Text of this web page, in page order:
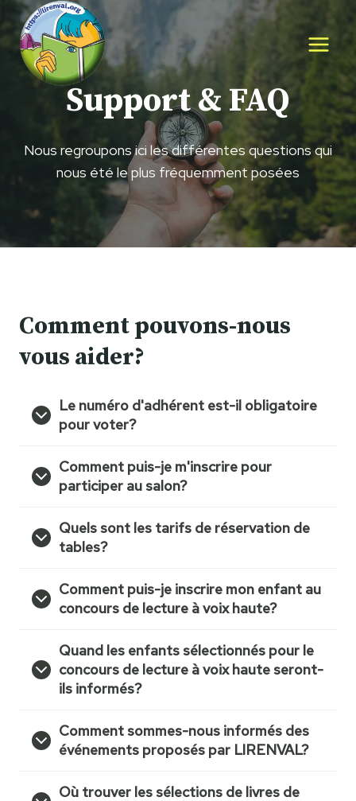
Aller
contenu
Support & FAQ
Nous regroupons ici les différentes questions qui
nous été le plus fréquemment posées
Comment pouvons-nous
vous aider?
Le numéro d'adhérent est-il obligatoire
pour voter?
Comment puis-je m'inscrire pour
participer au salon?
Quels sont les tarifs de réservation de
tables?
Comment puis-je inscrire mon enfant au
concours de lecture à voix haute?
Quand les enfants sélectionnés pour le
concours de lecture à voix haute seront-
ils informés?
Comment sommes-nous informés des
événements proposés par LIRENVAL?
Où trouver les sélections de livres de